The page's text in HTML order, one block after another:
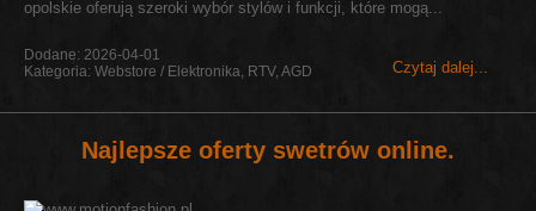
opolskie oferują szeroki wybór stylów i funkcji, które mogą...
Czytaj dalej...
Dodane: 2026-04-01
Kategoria: Webstore / Elektronika, RTV, AGD
Najlepsze oferty swetrów online.